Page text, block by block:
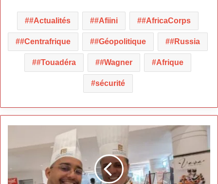
#Actualités #Afiini #AfricaCorps
#Centrafrique #Géopolitique #Russia
#Touadéra #Wagner Afrique
sécurité
Hdenmous
réinvente
pâtisserie
marocaine